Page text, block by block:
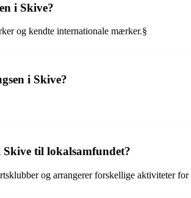
i Skive?
og kendte internationale mærker.§
i Skive?
til lokalsamfundet?
og arrangerer forskellige aktiviteter